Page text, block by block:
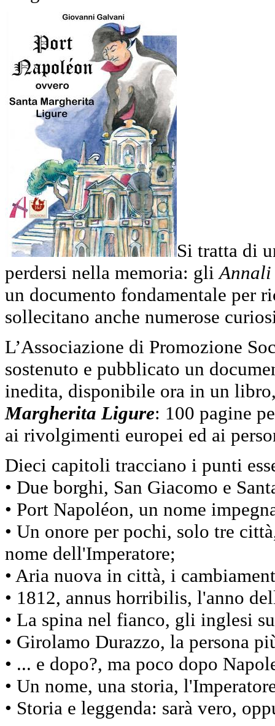
Si tratta di
perdersi nella memoria: gli Annali
un documento fondamentale per
sollecitano anche numerose
L’Associazione di Promozione
sostenuto e pubblicato un
inedita, disponibile ora in un
Margherita Ligure: 100 pagine
ai rivolgimenti europei ed ai
Dieci capitoli tracciano i punti
• Due borghi, San Giacomo e
• Port Napoléon, un nome
• Un onore per pochi, solo tre
nome dell'Imperatore;
• Aria nuova in città, i
• 1812, annus horribilis, l'anno
• La spina nel fianco, gli inglesi
• Girolamo Durazzo, la persona
• ... e dopo?, ma poco dopo
• Un nome, una storia,
• Storia e leggenda: sarà vero,